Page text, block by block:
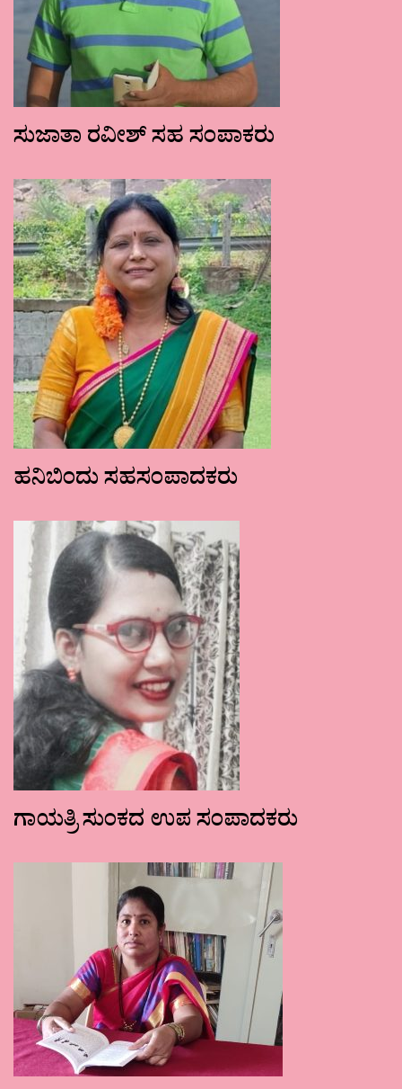
ಸುಜಾತಾ ರವೀಶ್ ಸಹ ಸಂಪಾಕರು
ಹನಿಬಿಂದು ಸಹಸಂಪಾದಕರು
ಗಾಯತ್ರಿ ಸುಂಕದ ಉಪ ಸಂಪಾದಕರು